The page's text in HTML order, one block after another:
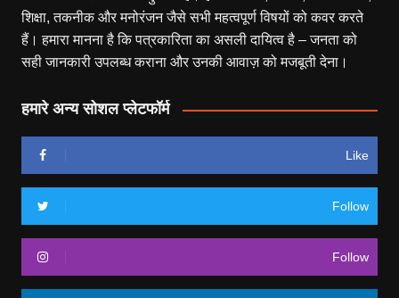
शिक्षा, तकनीक और मनोरंजन जैसे सभी महत्वपूर्ण विषयों को कवर करते
हैं। हमारा मानना है कि पत्रकारिता का असली दायित्व है – जनता को
सही जानकारी उपलब्ध कराना और उनकी आवाज़ को मजबूती देना।
हमारे अन्य सोशल प्लेटफॉर्म
Like
Follow
Follow